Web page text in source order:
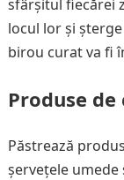
sfârșitul fiecărei
locul lor și
birou curat va fi
Produse
Păstrează
șervețele umede